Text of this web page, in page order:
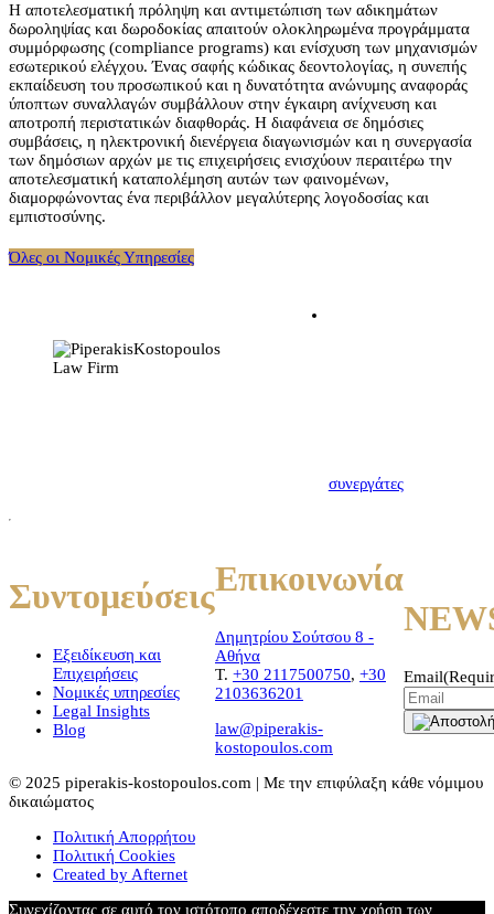
Η αποτελεσματική πρόληψη και αντιμετώπιση των αδικημάτων
δωροληψίας και δωροδοκίας απαιτούν ολοκληρωμένα προγράμματα
συμμόρφωσης (compliance programs) και ενίσχυση των μηχανισμών
εσωτερικού ελέγχου. Ένας σαφής κώδικας δεοντολογίας, η συνεπής
εκπαίδευση του προσωπικού και η δυνατότητα ανώνυμης αναφοράς
ύποπτων συναλλαγών συμβάλλουν στην έγκαιρη ανίχνευση και
αποτροπή περιστατικών διαφθοράς. Η διαφάνεια σε δημόσιες
συμβάσεις, η ηλεκτρονική διενέργεια διαγωνισμών και η συνεργασία
των δημόσιων αρχών με τις επιχειρήσεις ενισχύουν περαιτέρω την
αποτελεσματική καταπολέμηση αυτών των φαινομένων,
διαμορφώνοντας ένα περιβάλλον μεγαλύτερης λογοδοσίας και
εμπιστοσύνης.
Όλες οι Νομικές Υπηρεσίες
συνεργάτες
Συντομεύσεις
Εξειδίκευση και
Επιχειρήσεις
Νομικές υπηρεσίες
Legal Insights
Blog
Επικοινωνία
Δημητρίου Σούτσου 8 -
Αθήνα
T. +30 2117500750, +30
2103636201
law@piperakis-
kostopoulos.com
Email
© 2025 piperakis-kostopoulos.com | Με την επιφύλαξη κάθε νόμιμου
δικαιώματος
Πολιτική Απορρήτου
Πολιτική Cookies
Created by Afternet
Συνεχίζοντας σε αυτό τον ιστότοπο αποδέχεστε την χρήση των